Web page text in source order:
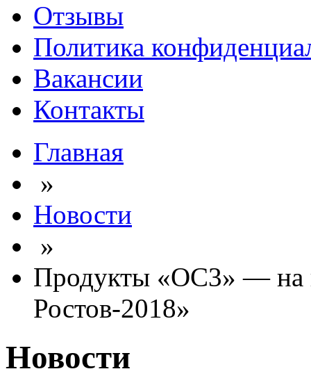
Отзывы
Политика
Вакансии
Контакты
Главная
»
Новости
»
Продукты «ОС3» — на
Ростов-2018»
Новости